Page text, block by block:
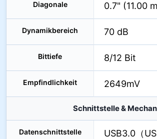
Diagonale 0.7" (11.00
Dynamikbereich 70 dB
Bittiefe 8/12 Bit
Empfindlichkeit 2649mV
Schnittstelle &
Datenschnittstelle USB3.0（